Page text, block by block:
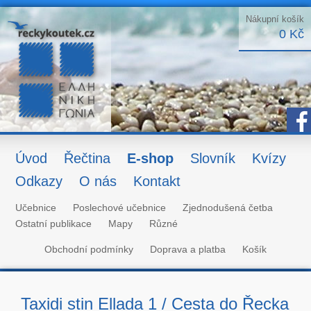
Nákupní košík
0 Kč
Úvod Řečtina E-shop Slovník
Kvízy
Odkazy
O nás Kontakt
Učebnice Poslechové učebnice
Zjednodušená četba
Ostatní publikace
Mapy Různé
Obchodní podmínky Doprava a platba Košík
Taxidi stin Ellada 1 / Cesta do Řecka